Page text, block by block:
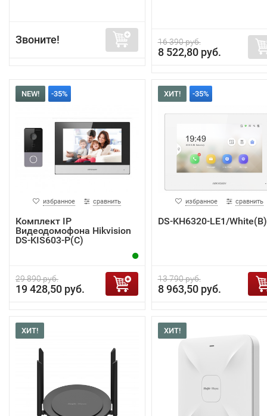
Звоните! 16 390 руб.
8 522,80 руб.
NEW! -35%
избранное сравнить
Комплект IP
Видеодомофона Hikvision
DS-KIS603-P(C)
29 890 руб.
19 428,50 руб.
ХИТ! -35%
избранное сравнить
DS-KH6320-LE1/White(B)
13 790 руб.
8 963,50 руб.
ХИТ! ХИТ!